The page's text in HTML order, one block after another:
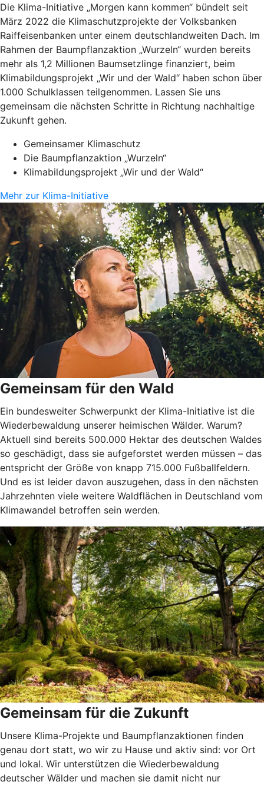
Die Klima-Initiative „Morgen kann kommen“ bündelt seit
März 2022 die Klimaschutzprojekte der Volksbanken
Raiffeisenbanken unter einem deutschlandweiten Dach. Im
Rahmen der Baumpflanzaktion „Wurzeln“ wurden bereits
mehr als 1,2 Millionen Baumsetzlinge finanziert, beim
Klimabildungsprojekt „Wir und der Wald“ haben schon über
1.000 Schulklassen teilgenommen. Lassen Sie uns
gemeinsam die nächsten Schritte in Richtung nachhaltige
Zukunft gehen.
Gemeinsamer Klimaschutz
Die Baumpflanzaktion „Wurzeln“
Klimabildungsprojekt „Wir und der Wald“
Mehr zur Klima-Initiative
Gemeinsam für den Wald
Ein bundesweiter Schwerpunkt der Klima-Initiative ist die
Wiederbewaldung unserer heimischen Wälder. Warum?
Aktuell sind bereits 500.000 Hektar des deutschen Waldes
so geschädigt, dass sie aufgeforstet werden müssen – das
entspricht der Größe von knapp 715.000 Fußballfeldern.
Und es ist leider davon auszugehen, dass in den nächsten
Jahrzehnten viele weitere Waldflächen in Deutschland vom
Klimawandel betroffen sein werden.
Gemeinsam für die Zukunft
Unsere Klima-Projekte und Baumpflanzaktionen finden
genau dort statt, wo wir zu Hause und aktiv sind: vor Ort
und lokal. Wir unterstützen die Wiederbewaldung
deutscher Wälder und machen sie damit nicht nur